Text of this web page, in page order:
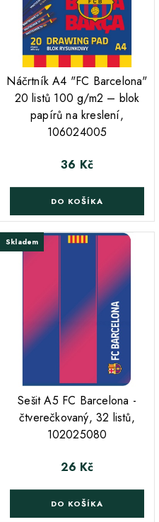
Náčrtník A4 "FC Barcelona"
20 listů 100 g/m2 – blok
papírů na kreslení,
106024005
Cena
36 Kč
DO KOŠÍKA
Skladem
Sešit A5 FC Barcelona -
čtverečkovaný, 32 listů,
102025080
Cena
26 Kč
DO KOŠÍKA